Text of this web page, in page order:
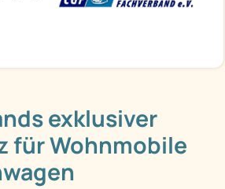
exklusiver
für Wohnmobile